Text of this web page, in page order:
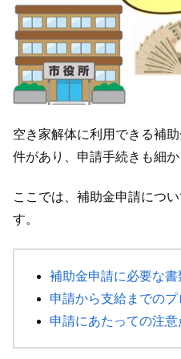
空き家解体に利用できる補
件があり、申請手続きも細か
ここでは、補助金申請につ
す。
補助金申請に必要な書
申請から支給までのプ
申請にあたっての注意